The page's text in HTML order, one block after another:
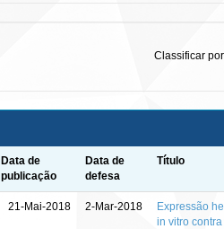
Classificar
Data de
publicação
Data de
defesa
Título
21-Mai-2018 2-Mar-2018
Expressão
in vitro